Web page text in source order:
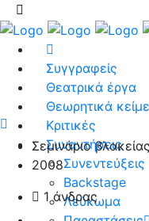
Συγγραφείς
Θεατρικά έργα
Θεωρητικά
Κριτικές
Συναντήσεις
Συνεντεύξεις
Backstage
Λεύκωμα
Σεμινάριο
2008
1 άνδρας